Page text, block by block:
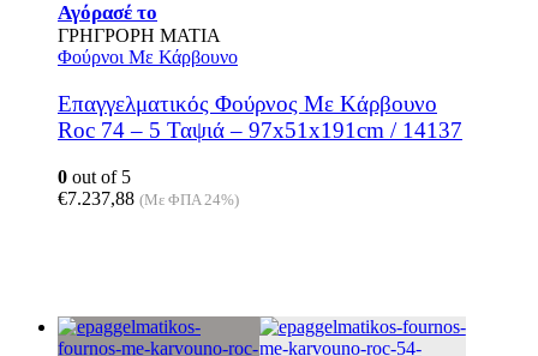
Αγόρασέ το
ΓΡΗΓΡΟΡΗ ΜΑΤΙΑ
Φούρνοι Με Κάρβουνο
Επαγγελματικός Φούρνος Mε Kάρβουνο
Roc 74 – 5 Ταψιά – 97x51x191cm / 14137
0 out of 5
€7.237,88 (Με ΦΠΑ 24%)